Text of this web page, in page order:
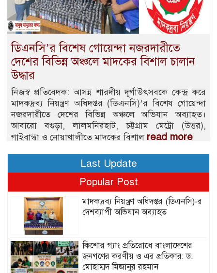
ডিএনসি’র বিশেষ গোয়েন্দা নজরদারীতে
দেশের বিভিন্ন অঞ্চলে মাদকের বিশাল চালান
উদ্ধার
নিজস্ব প্রতিবেদক: আসন্ন শারদীয় দূর্গাউৎসবকে কেন্দ্র করে
মাদকদ্রব্য নিয়ন্ত্রণ অধিদপ্তর (ডিএনসি)’র বিশেষ গোয়েন্দা
নজরদারীতে দেশের বিভিন্ন অঞ্চলে অভিযান অব্যাহত।
আবারো বগুড়া, লালমনিরহাট, চট্টগ্রাম মেট্রো (উত্তর),
গাইবান্ধা ও নোয়াখালীতে মাদকের বিশাল read more
Last Update
Popular Post
মাদকদ্রব্য নিয়ন্ত্রণ অধিদপ্তর (ডিএনসি)-র
দেশব্যাপী অভিযান অব্যাহত
কিশোর গ্যাং প্রতিরোধে বাংলাদেশের
জনগণের করণীয় ও এর প্রতিকার: ড.
মোহাম্মদ মিজানুর রহমান